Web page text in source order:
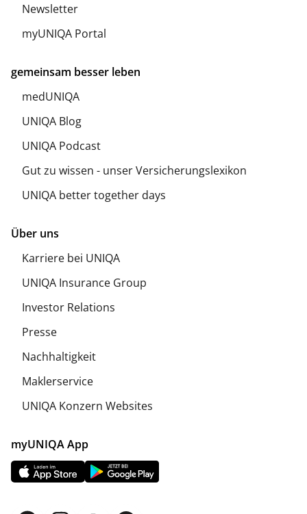
Newsletter
myUNIQA Portal
gemeinsam besser leben
medUNIQA
UNIQA Blog
UNIQA Podcast
Gut zu wissen - unser Versicherungslexikon
UNIQA better together days
Über uns
Karriere bei UNIQA
UNIQA Insurance Group
Investor Relations
Presse
Nachhaltigkeit
Maklerservice
UNIQA Konzern Websites
myUNIQA App